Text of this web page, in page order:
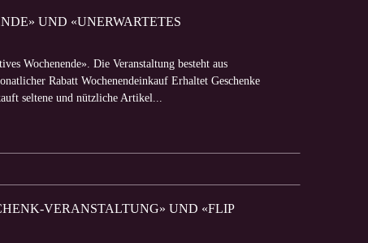
UND «UNERWARTETES
Wochenende». Die Veranstaltung besteht aus
Rabatt Wochenendeinkauf Erhaltet Geschenke
seltene und nützliche Artikel...
VERANSTALTUNG» UND «FLIP